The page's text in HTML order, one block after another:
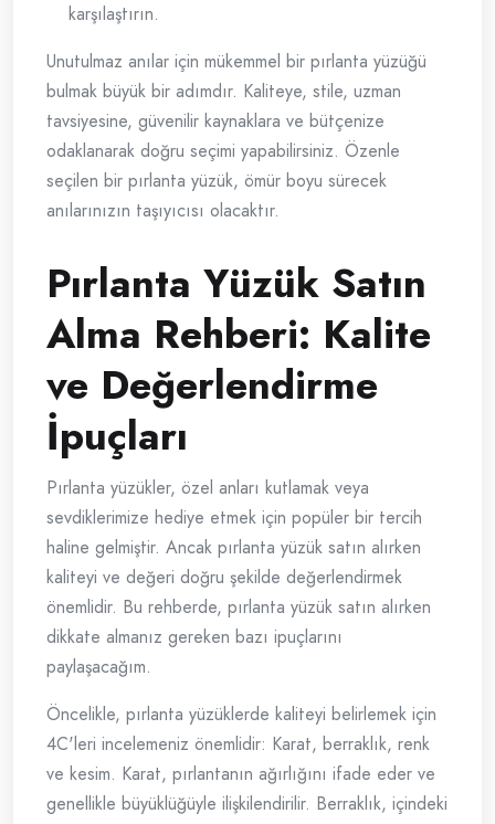
karşılaştırın.
Unutulmaz anılar için mükemmel bir pırlanta yüzüğü
bulmak büyük bir adımdır. Kaliteye, stile, uzman
tavsiyesine, güvenilir kaynaklara ve bütçenize
odaklanarak doğru seçimi yapabilirsiniz. Özenle
seçilen bir pırlanta yüzük, ömür boyu sürecek
anılarınızın taşıyıcısı olacaktır.
Pırlanta Yüzük Satın
Alma Rehberi: Kalite
ve Değerlendirme
İpuçları
Pırlanta yüzükler, özel anları kutlamak veya
sevdiklerimize hediye etmek için popüler bir tercih
haline gelmiştir. Ancak pırlanta yüzük satın alırken
kaliteyi ve değeri doğru şekilde değerlendirmek
önemlidir. Bu rehberde, pırlanta yüzük satın alırken
dikkate almanız gereken bazı ipuçlarını
paylaşacağım.
Öncelikle, pırlanta yüzüklerde kaliteyi belirlemek için
4C'leri incelemeniz önemlidir: Karat, berraklık, renk
ve kesim. Karat, pırlantanın ağırlığını ifade eder ve
genellikle büyüklüğüyle ilişkilendirilir. Berraklık, içindeki